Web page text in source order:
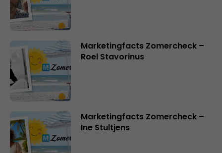
Marketingfacts Zomercheck –
Roel Stavorinus
Marketingfacts Zomercheck –
Ine Stultjens